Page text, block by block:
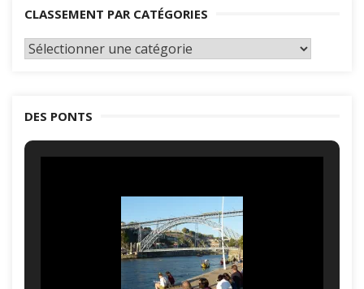
CLASSEMENT PAR CATÉGORIES
Classement
DES PONTS